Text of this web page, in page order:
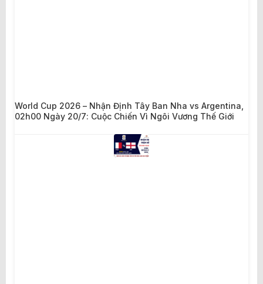
World Cup 2026 – Nhận Định Tây Ban Nha vs Argentina,
02h00 Ngày 20/7: Cuộc Chiến Vì Ngôi Vương Thế Giới